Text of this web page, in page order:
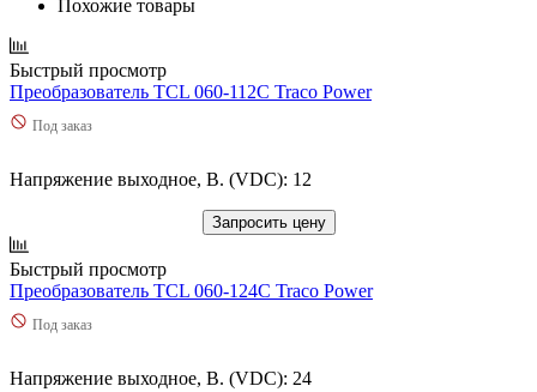
Похожие товары
Быстрый просмотр
Преобразователь TCL 060-112C Traco Power
Под заказ
Напряжение выходное, В. (VDC): 12
Запросить цену
Быстрый просмотр
Преобразователь TCL 060-124C Traco Power
Под заказ
Напряжение выходное, В. (VDC): 24